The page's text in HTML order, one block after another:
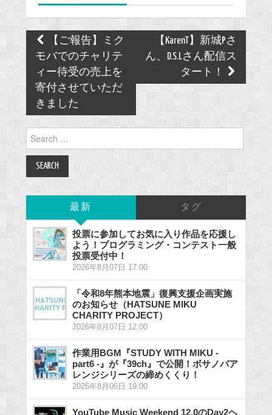
k
Post
navigation
【ご報告】ミク
モバでのチャリテ
ィー待受の売上を
寄付させていただ
きました
【KarenT】新城Pさ
ん、D.S.Lさん配信ス
タート！
Search
for:
最新 タグ
投票に参加してお気に入り作品を応援し
よう！プログラミング・コンテスト一般
投票受付中！
2026年8月07日 17:00
「令和8年熊本地震」復興支援企画実施
のお知らせ（HATSUNE MIKU
CHARITY PROJECT）
2026年8月07日 12:00
作業用BGM『STUDY WITH MIKU -
part6 -』が『39ch』で公開！ボサノバア
レンジシリーズの締めくくり！
2026年8月06日 19:00
YouTube Music Weekend 12.0のDay2ヘ